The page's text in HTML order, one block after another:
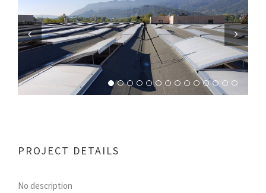
Next
PROJECT DETAILS
No description